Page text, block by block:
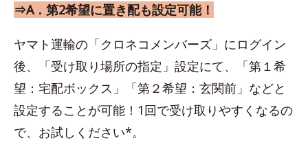
⇒A．第2希望に置き配も設定可能！
ヤマト運輸の「クロネコメンバーズ」にログイン
後、「受け取り場所の指定」設定にて、「第１希
望：宅配ボックス」「第２希望：玄関前」などと
設定することが可能！1回で受け取りやすくなるの
で、お試しください*。